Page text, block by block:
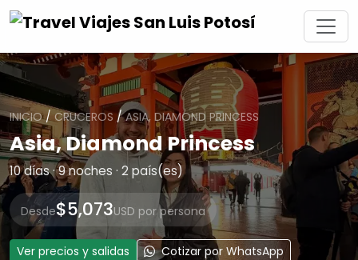
INICIO/CRUCEROS/ASIA, DIAMOND PRINCESS
Asia, Diamond Princess
10 días · 9 noches · 2 país(es)
Desde$5,073USD por persona
Ver precios y salidas Cotizar por WhatsApp